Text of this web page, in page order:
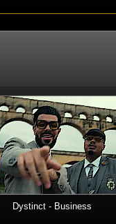
Dystinct - Business